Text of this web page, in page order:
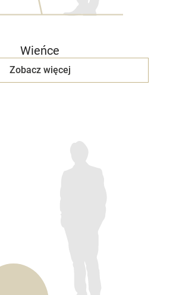
Wieńce
Zobacz więcej